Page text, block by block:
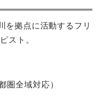
を拠点に活動するフリ
スト。
圏全域対応）